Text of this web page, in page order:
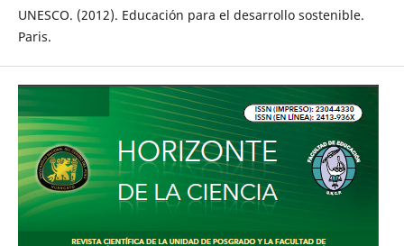
UNESCO. (2012). Educación para el desarrollo sostenible.
Paris.